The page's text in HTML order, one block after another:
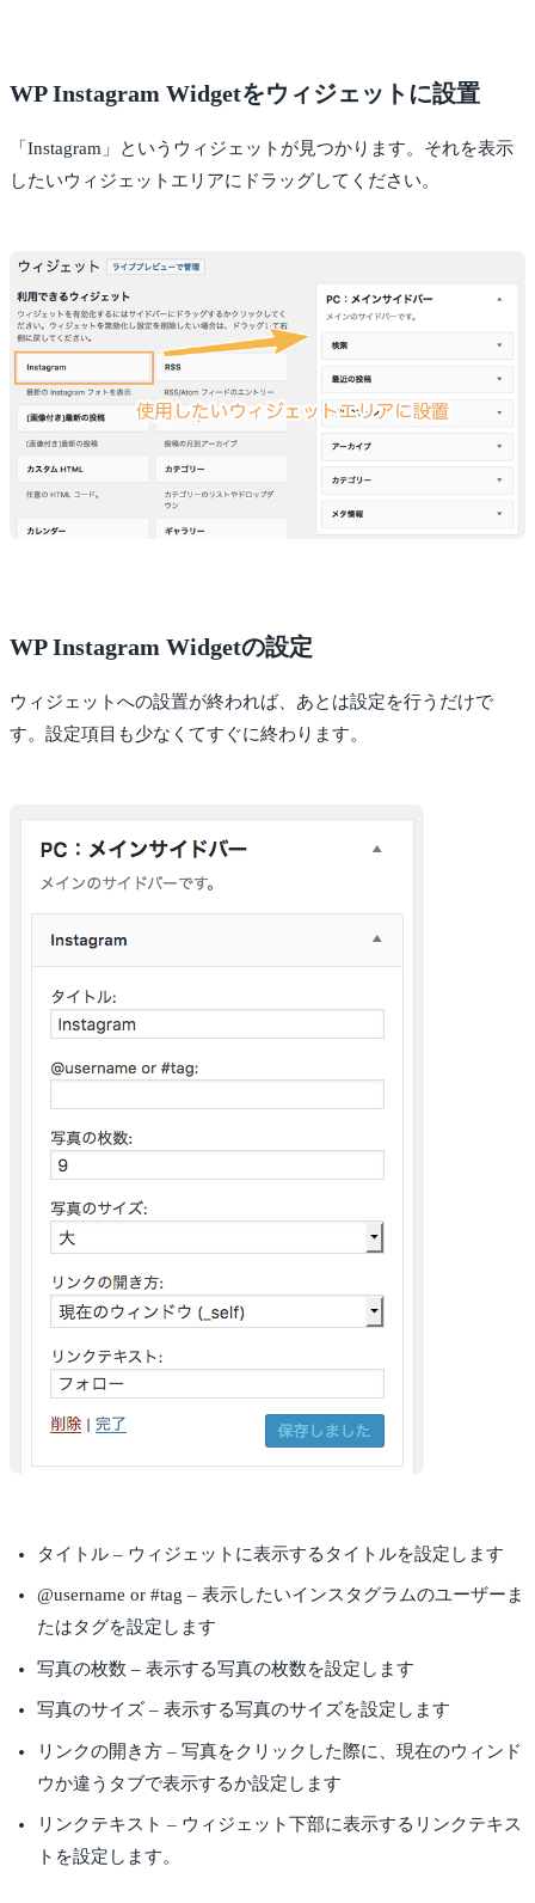
WP Instagram Widgetをウィジェットに設置
「Instagram」というウィジェットが見つかります。それを表示
したいウィジェットエリアにドラッグしてください。
WP Instagram Widgetの設定
ウィジェットへの設置が終われば、あとは設定を行うだけで
す。設定項目も少なくてすぐに終わります。
タイトル – ウィジェットに表示するタイトルを設定します
@username or #tag – 表示したいインスタグラムのユーザーま
たはタグを設定します
写真の枚数 – 表示する写真の枚数を設定します
写真のサイズ – 表示する写真のサイズを設定します
リンクの開き方 – 写真をクリックした際に、現在のウィンド
ウか違うタブで表示するか設定します
リンクテキスト – ウィジェット下部に表示するリンクテキス
トを設定します。